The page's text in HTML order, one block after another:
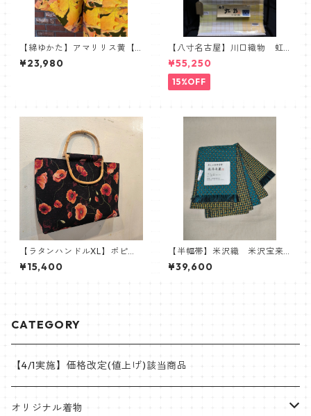
【綿ゆかた】アマリリス黄【R
obe Japonica】
¥23,980
【八寸名古屋】川口織物 虹
彩 麻八寸名古屋帯 イエロ
ー オレンジ
¥55,250
15%OFF
【ラタンハンドルXL】ポピー
ゴブラン
¥15,400
【半幅帯】米沢織 米沢宝来
織 近賢織物謹製 おしゃれ
四寸帯 北斗七星
¥39,600
CATEGORY
【4/1実施】価格改定(値上げ)該当商品
オリジナル着物